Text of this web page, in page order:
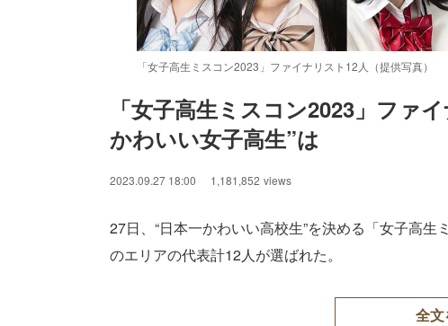
「女子高生ミスコン2023」ファイナリスト12人（提供写真）
「女子高生ミスコン2023」ファ
かわいい女子高生”は
2023.09.27 18:00 1,181,852 views
27日、“日本一かわいい高校生”を決める「女子高
のエリアの代表計12人が選ばれた。
全